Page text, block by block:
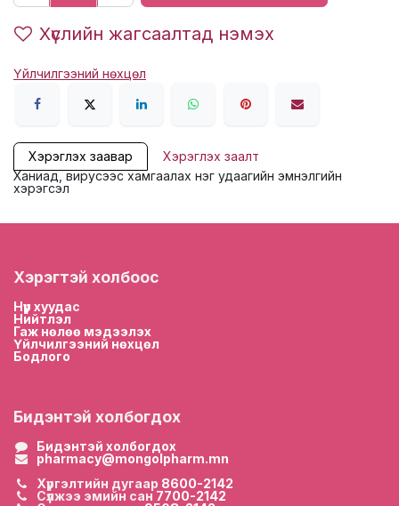
Хүслийн жагсаалтад нэмэх
Үйлчилгээний нөхцөл
Хэрэглэх заавар
Хэрэглэх заалт
Ханиад, вирусээс хамгаалах нэг удаагийн эмнэлгийн
хэрэгсэл
Хэрэгтэй холбоос
Нүүр хуудас
Нийтлэл
Гаж нөлөө мэдээлэх
Үйлчилгээний нөхцөл
Бодлого
Бидэнтэй холбогдох
Бидэнтэй холбогдох
pharmacy@mongolpharm.mn
Хүргэлтийн дугаар 8600-2142
Сүлжээ эмийн сан 7700-2142